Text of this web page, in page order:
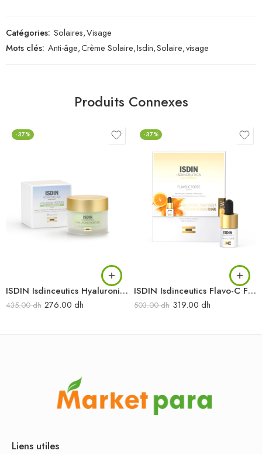
Catégories: Solaires,Visage
Mots clés: Anti-âge,Crème Solaire,Isdin,Solaire,visage
Produits Connexes
-37%
ISDIN Isdinceutics Hyaluronic Moisture Oily and Combination Skin 50G
435.00dh 276.00 dh
-37%
ISDIN Isdinceutics Flavo-C Forte 1 Flacon
503.00dh 319.00 dh
Liens utiles